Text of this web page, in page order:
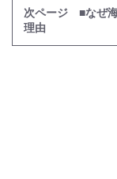
次ページ ■なぜ
理由